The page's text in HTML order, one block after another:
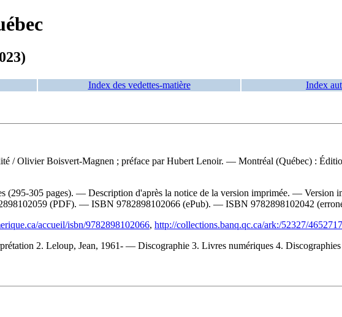
Index des vedettes-matière Index
/ Olivier Boisvert-Magnen ; préface par Hubert Lenoir. — Montréal (Québec) :
(295-305 pages). — Description d'après la notice de la version imprimée. — Version
(PDF). — ISBN 9782898102066 (ePub). — ISBN 9782898102042
accueil/isbn/9782898102066, http://collections.banq.qc.ca/ark:/52327/4652717
2. Leloup, Jean, 1961- — Discographie 3. Livres numériques 4.